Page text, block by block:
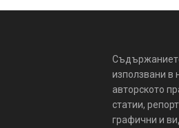
използвани в
авторското
статии,
графични и